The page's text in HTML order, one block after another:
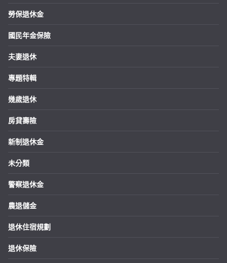
勞保退休金
國民年金保險
夫妻退休
專題特輯
幾歲退休
房貸壽險
新制退休金
未分類
警察退休金
農退儲金
退休住宿規劃
退休保險